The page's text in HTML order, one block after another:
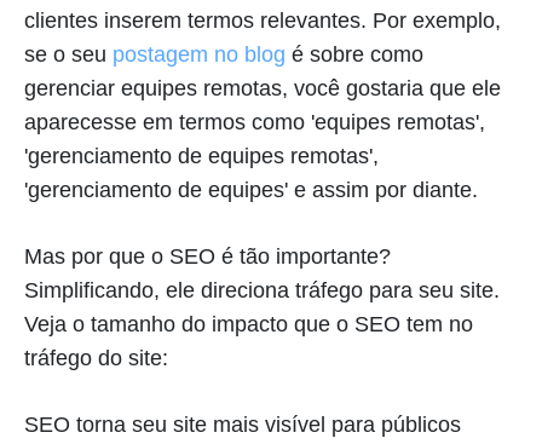
clientes inserem termos relevantes. Por exemplo,
se o seu postagem no blog é sobre como
gerenciar equipes remotas, você gostaria que ele
aparecesse em termos como 'equipes remotas',
'gerenciamento de equipes remotas',
'gerenciamento de equipes' e assim por diante.
Mas por que o SEO é tão importante?
Simplificando, ele direciona tráfego para seu site.
Veja o tamanho do impacto que o SEO tem no
tráfego do site:
SEO torna seu site mais visível para públicos